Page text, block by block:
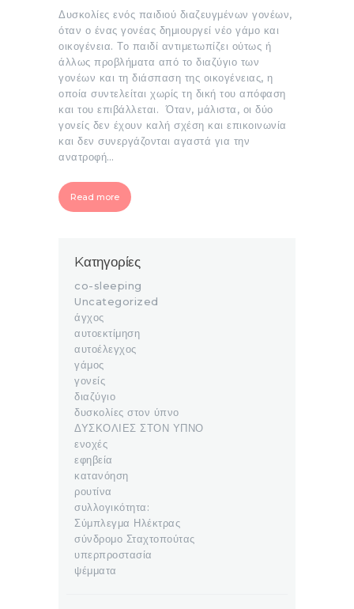
Δυσκολίες ενός παιδιού διαζευγμένων γονέων,
όταν ο ένας γονέας δημιουργεί νέο γάμο και
οικογένεια. Το παιδί αντιμετωπίζει ούτως ή
άλλως προβλήματα από το διαζύγιο των
γονέων και τη διάσπαση της οικογένειας, η
οποία συντελείται χωρίς τη δική του απόφαση
και του επιβάλλεται. Όταν, μάλιστα, οι δύο
γονείς δεν έχουν καλή σχέση και επικοινωνία
και δεν συνεργάζονται αγαστά για την
ανατροφή…
Read more
Kατηγορίες
co-sleeping
Uncategorized
άγχος
αυτοεκτίμηση
αυτοέλεγχος
γάμος
γονείς
διαζύγιο
δυσκολίες στον ύπνο
ΔΥΣΚΟΛΙΕΣ ΣΤΟΝ ΥΠΝΟ
ενοχές
εφηβεία
κατανόηση
ρουτίνα
συλλογικότητα:
Σύμπλεγμα Ηλέκτρας
σύνδρομο Σταχτοπούτας
υπερπροστασία
ψέμματα